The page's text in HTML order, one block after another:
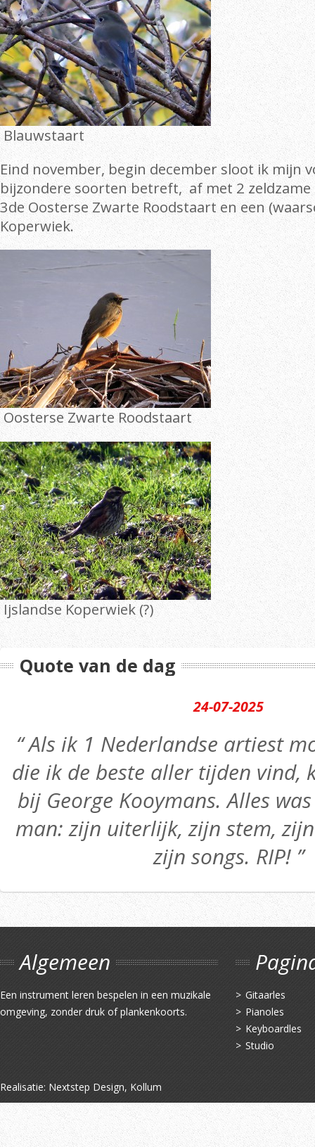
Blauwstaart
Eind november, begin december sloot ik mijn
bijzondere soorten betreft, af met 2
3de Oosterse Zwarte Roodstaart en een
Koperwiek.
Oosterse Zwarte Roodstaart
Ijslandse Koperwiek (?)
Quote van de dag
24-07-2025
“ Als ik 1 Nederlandse artiest
die ik de beste aller tijden vind,
bij George Kooymans. Alles
man: zijn uiterlijk, zijn stem,
zijn songs. RIP! ”
Algemeen
Een instrument leren bespelen in een muzikale
omgeving, zonder druk of plankenkoorts.
Gitaarles
Pianoles
Keyboardles
Studio
Realisatie: Nextstep Design, Kollum